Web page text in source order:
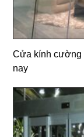
Cửa kính cường
nay